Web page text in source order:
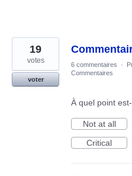
19
votes
voter
6 commentaires ·
Commentaires
À quel point
Not at all
Critical